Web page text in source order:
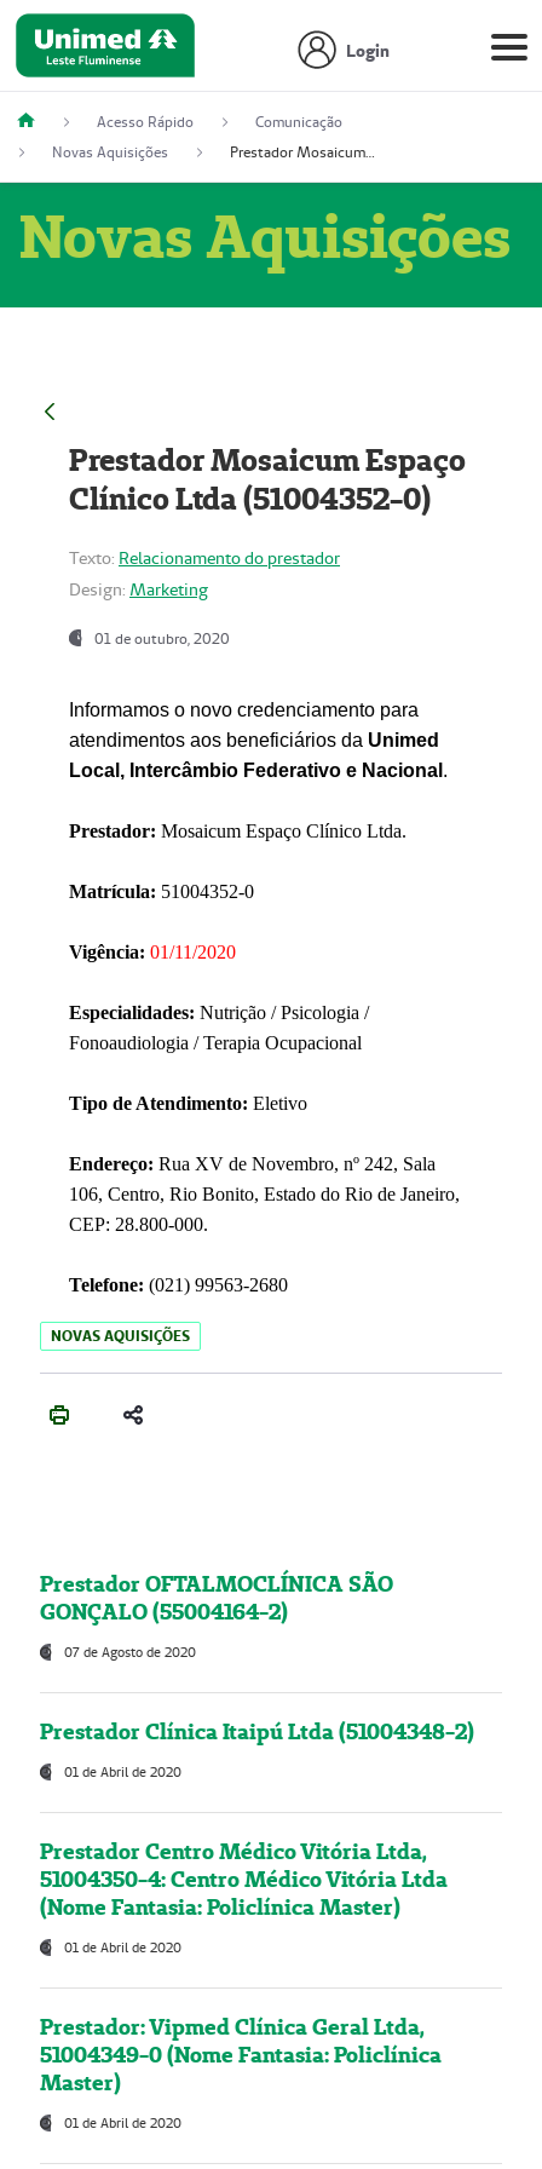
Login
Acesso Rápido
Comunicação
Novas Aquisições
Prestador Mosaicum Espaço Clínico Ltda (51004352-0)
Novas Aquisições
Prestador Mosaicum Espaço
Clínico Ltda (51004352-0)
Texto: Relacionamento do prestador
Design: Marketing
01 de outubro, 2020
Informamos o novo credenciamento para
atendimentos aos beneficiários da Unimed
Local, Intercâmbio Federativo e Nacional .
Prestador: Mosaicum Espaço Clínico Ltda.
Matrícula: 51004352-0
Vigência: 01/11/2020
Especialidades: Nutrição / Psicologia /
Fonoaudiologia / Terapia Ocupacional
Tipo de Atendimento: Eletivo
Endereço: Rua XV de Novembro, nº 242, Sala
106, Centro, Rio Bonito, Estado do Rio de Janeiro,
CEP: 28.800-000.
Telefone: (021) 99563-2680
NOVAS AQUISIÇÕES
Prestador OFTALMOCLÍNICA SÃO
GONÇALO (55004164-2)
07 de Agosto de 2020
Prestador Clínica Itaipú Ltda (51004348-2)
01 de Abril de 2020
Prestador Centro Médico Vitória Ltda,
51004350-4: Centro Médico Vitória Ltda
(Nome Fantasia: Policlínica Master)
01 de Abril de 2020
Prestador: Vipmed Clínica Geral Ltda,
51004349-0 (Nome Fantasia: Policlínica
Master)
01 de Abril de 2020